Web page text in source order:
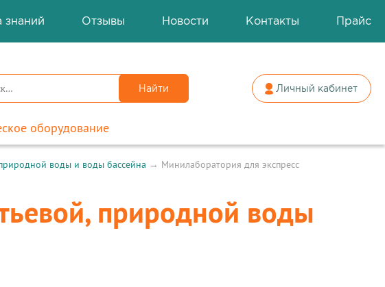
воды и воды бассейна → Минилаборатория для экспресс
природной воды
знаний Отзывы Новости Контакты Прайс
Найти Личный кабинет
оборудование